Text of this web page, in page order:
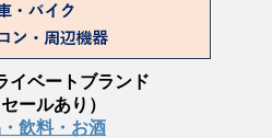
イベートブランド
セールあり）
・飲料・お酒